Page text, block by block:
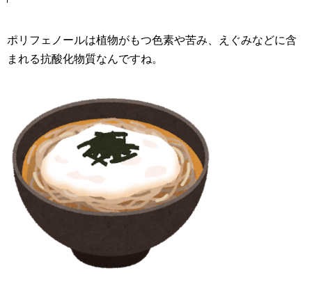
ポリフェノールは植物がもつ色素や苦み、えぐみなどに含
まれる抗酸化物質なんですね。